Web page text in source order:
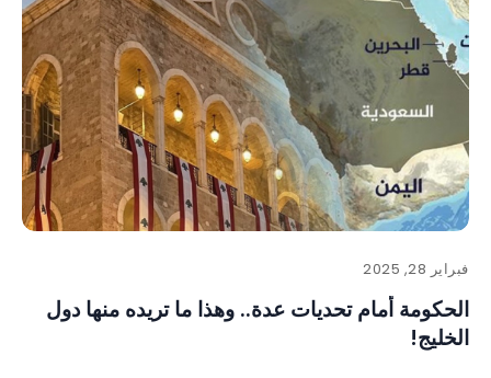
فبراير 28, 2025
الحكومة أمام تحديات عدة.. وهذا ما تريده منها دول
الخليج!